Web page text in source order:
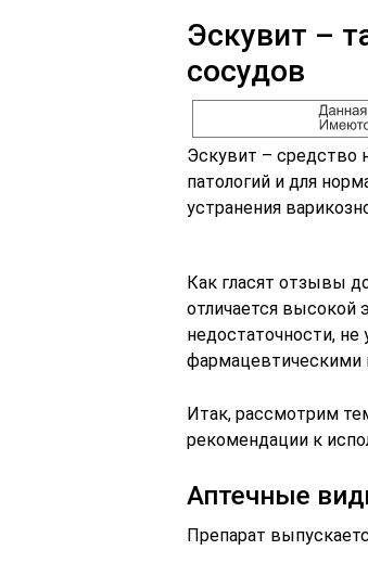
Эскувит –
сосудов
Эскувит – средство
патологий и для
устранения
Как гласят отзывы
отличается
недостаточности,
фармацевтическими
Итак, рассмотрим
рекомендации к
Аптечные
Препарат